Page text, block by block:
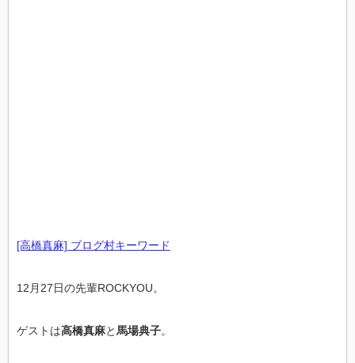
[高橋真麻] ブログ村キーワード
12月27日の先輩ROCKYOU。
ゲストは高橋真麻と馬場典子。